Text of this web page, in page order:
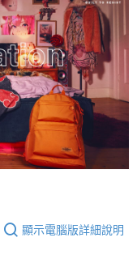
顯示電腦版詳細說明